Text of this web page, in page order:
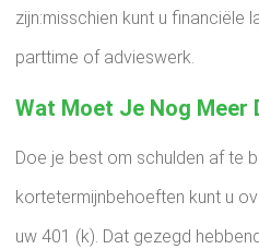
zijn:misschien kunt u financiële
parttime of advieswerk.
Wat Moet Je Nog Meer
Doe je best om schulden af ​​te
kortetermijnbehoeften kunt u
uw 401 (k). Dat gezegd